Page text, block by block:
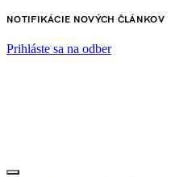
NOTIFIKÁCIE NOVÝCH ČLÁNKOV
Prihláste sa na odber